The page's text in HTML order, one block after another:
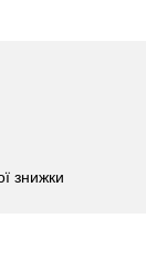
знижки